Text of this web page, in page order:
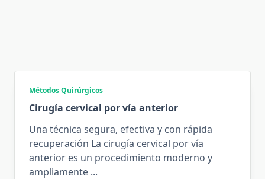
Métodos Quirúrgicos
Cirugía cervical por vía anterior
Una técnica segura, efectiva y con rápida
recuperación La cirugía cervical por vía
anterior es un procedimiento moderno y
ampliamente ...